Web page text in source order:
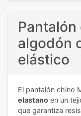
algodón
elástico
El pantalón chino
elastano en un
que garantiza